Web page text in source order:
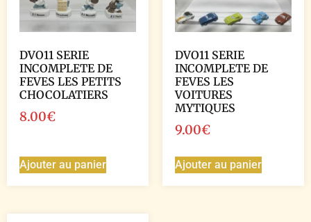
DVO11 SERIE
INCOMPLETE DE
FEVES LES PETITS
CHOCOLATIERS
8.00€
Ajouter au panier
DVO11 SERIE
INCOMPLETE DE
FEVES LES
VOITURES
MYTIQUES
9.00€
Ajouter au panier